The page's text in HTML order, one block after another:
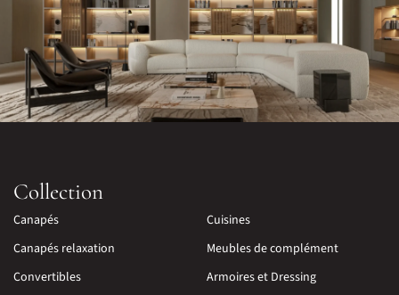
Collection
Canapés
Canapés relaxation
Convertibles
Cuisines
Meubles de complément
Armoires et Dressing